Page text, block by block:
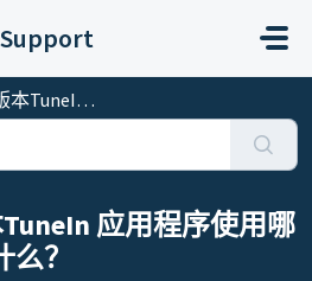
使用哪些权限？为什么？
应用程序使用哪
？